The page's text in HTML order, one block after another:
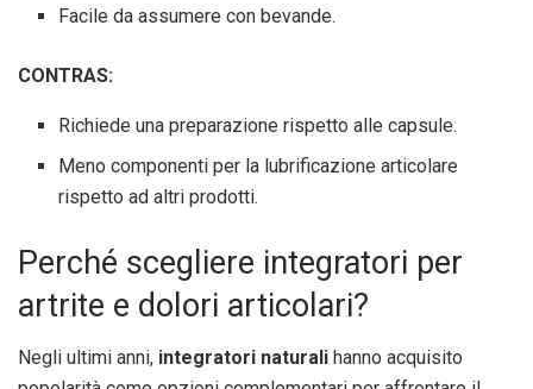
Facile da assumere con bevande.
CONTRAS:
Richiede una preparazione rispetto alle capsule.
Meno componenti per la lubrificazione articolare
rispetto ad altri prodotti.
Perché scegliere integratori per
artrite e dolori articolari?
Negli ultimi anni, integratori naturali hanno acquisito